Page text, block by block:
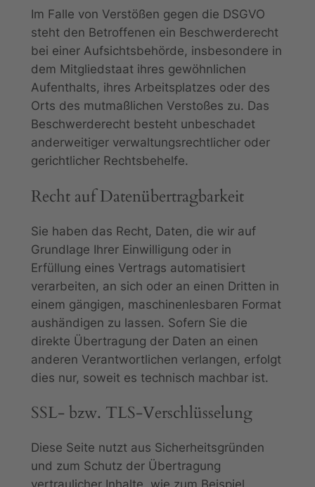
Im Falle von Verstößen gegen die DSGVO
steht den Betroffenen ein Beschwerderecht
bei einer Aufsichtsbehörde, insbesondere in
dem Mitgliedstaat ihres gewöhnlichen
Aufenthalts, ihres Arbeitsplatzes oder des
Orts des mutmaßlichen Verstoßes zu. Das
Beschwerderecht besteht unbeschadet
anderweitiger verwaltungsrechtlicher oder
gerichtlicher Rechtsbehelfe.
Recht auf Daten­übertrag­barkeit
Sie haben das Recht, Daten, die wir auf
Grundlage Ihrer Einwilligung oder in
Erfüllung eines Vertrags automatisiert
verarbeiten, an sich oder an einen Dritten in
einem gängigen, maschinenlesbaren Format
aushändigen zu lassen. Sofern Sie die
direkte Übertragung der Daten an einen
anderen Verantwortlichen verlangen, erfolgt
dies nur, soweit es technisch machbar ist.
SSL- bzw. TLS-Verschlüsselung
Diese Seite nutzt aus Sicherheitsgründen
und zum Schutz der Übertragung